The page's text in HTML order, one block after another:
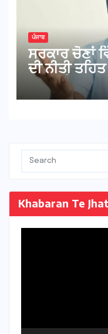
ਪੰਜਾਬ
ਸਰਕਾਰ ਚੋਣਾਂ
ਦੀ ਨੀਤੀ
ਕਰ ਰਹੀ
Khabaran Te Jhat